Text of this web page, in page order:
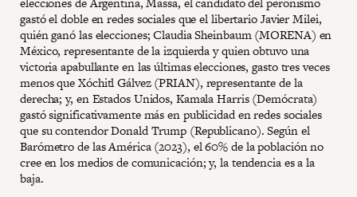
gastó el doble en redes sociales que el libertario Javier Milei,
quién ganó las elecciones; Claudia Sheinbaum (MORENA) en
México, representante de la izquierda y quien obtuvo una
victoria apabullante en las últimas elecciones, gasto tres veces
menos que Xóchitl Gálvez (PRIAN), representante de la
derecha; y, en Estados Unidos, Kamala Harris (Demócrata)
gastó significativamente más en publicidad en redes sociales
que su contendor Donald Trump (Republicano). Según el
Barómetro de las América (2023), el 60% de la población no
cree en los medios de comunicación; y, la tendencia es a la
baja.